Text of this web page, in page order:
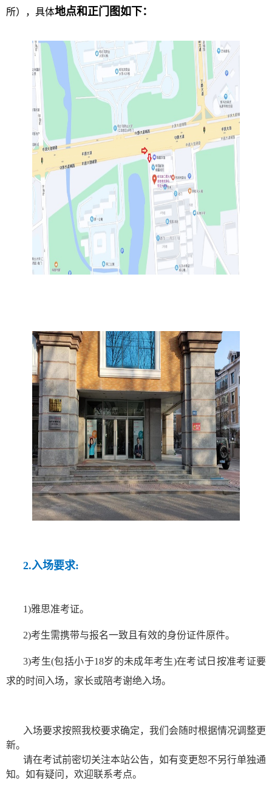
所），具体地点和正门图如下：
2.入场要求:
1)雅思准考证。
2)考生需携带与报名一致且有效的身份证件原件。
3)考生(包括小于18岁的未成年考生)在考试日按准考证要
求的时间入场，家长或陪考谢绝入场。
入场要求按照我校要求确定，我们会随时根据情况调整更
新。
请在考试前密切关注本站公告，如有变更恕不另行单独通
知。如有疑问，欢迎联系考点。